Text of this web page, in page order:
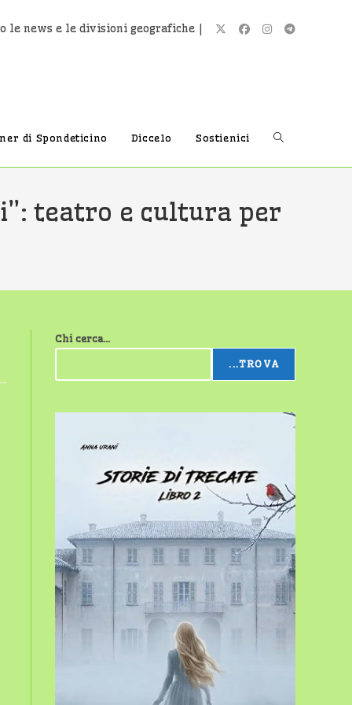
le news e le divisioni geografiche |
di Spondeticino Diccelo Sostienici Attiva/
sito
web
teatro e cultura per
Chi cerca...
...TROVA